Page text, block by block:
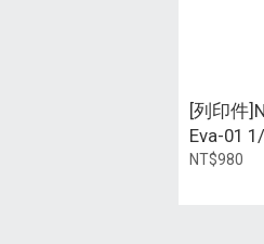
[列印件
Eva-01
NT$980